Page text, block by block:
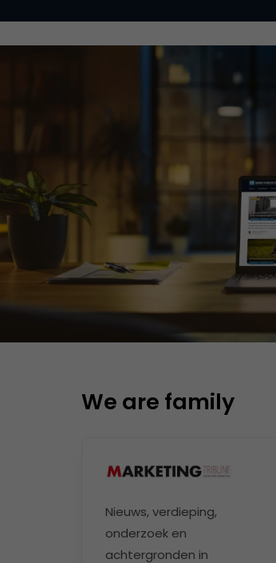
We are family
Nieuws, verdieping,
onderzoek en
achtergronden in